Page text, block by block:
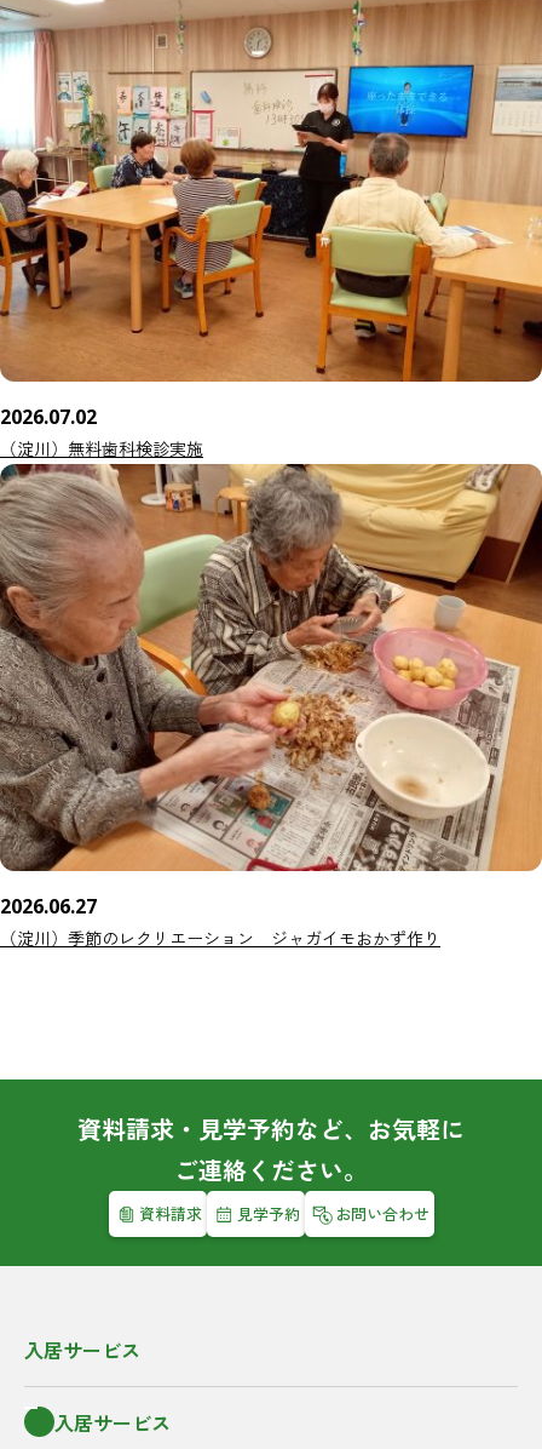
2026.07.02
（淀川）無料歯科検診実施
2026.06.27
（淀川）季節のレクリエーション ジャガイモおかず作り
資料請求・見学予約など、お気軽に
ご連絡ください。
資料請求 見学予約 お問い合わせ
入居サービス
入居サービス